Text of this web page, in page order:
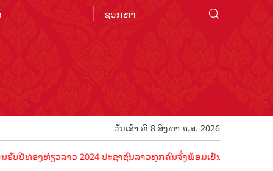
ວັນເສົາ ທີ 8 ສິງຫາ ຄ.ສ. 2026
ອງທ່ຽວລາວ 2024 ປະຊາຊົນລາວທຸກຄົນຈົ່ງພ້ອມເປັນເຈົ້າພາບທີ່ດີ ຕ້ອນ